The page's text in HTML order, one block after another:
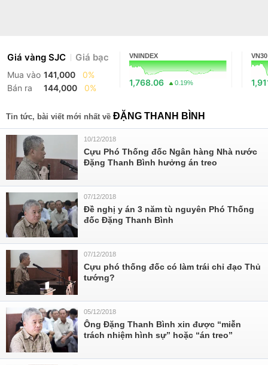
Giá vàng SJC Giá bạc
Mua vào 141,000
0%
Bán ra
144,000 0%
VNINDEX
1,768.06 0.19%
VN30
Tin tức, bài viết mới nhất về ĐẶNG THANH BÌNH
10/12/2018
Cựu Phó Thống đốc Ngân hàng Nhà nước
Đặng Thanh Bình hưởng án treo
07/12/2018
Đề nghị y án 3 năm tù nguyên Phó Thống
đốc Đặng Thanh Bình
07/12/2018
Cựu phó thống đốc có làm trái chỉ đạo Thủ
tướng?
05/12/2018
Ông Đặng Thanh Bình xin được “miễn
trách nhiệm hình sự” hoặc “án treo”